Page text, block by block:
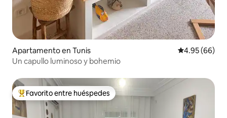
Apartamento en Tunis Calificación
4.95 (66)
Un capullo luminoso y bohemio
Favorito entre huéspedes preferido
Favorito entre huéspedes